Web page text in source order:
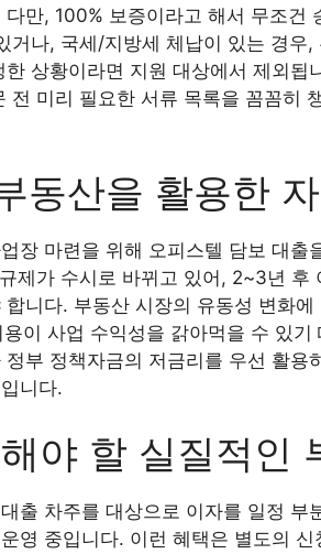
만, 100% 보증이라고 해서 무조건
거나, 국세/지방세 체납이 있는 경우,
상황이라면 지원 대상에서 제외됩
전 미리 필요한 서류 목록을 꼼꼼히
동산을 활용한
장 마련을 위해 오피스텔 담보 대출
제가 수시로 바뀌고 있어, 2~3년 후
니다. 부동산 시장의 유동성 변화에
이 사업 수익성을 갉아먹을 수 있기
부 정책자금의 저금리를 우선 활용
니다.
야 할 실질적인
출 차주를 대상으로 이자를 일정 부
영 중입니다. 이런 혜택은 별도의